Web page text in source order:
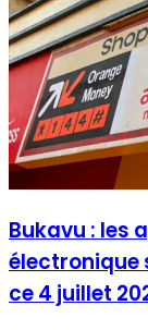
Bukavu : les
électronique
ce 4 juillet